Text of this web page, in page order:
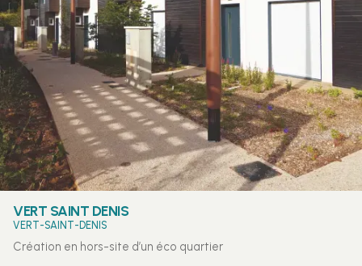
VERT SAINT DENIS
VERT-SAINT-DENIS
Création en hors-site d’un éco quartier